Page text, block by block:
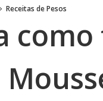
Receitas de Pesos